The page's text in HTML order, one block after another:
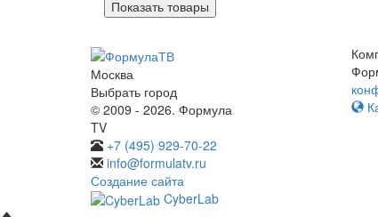
Москва
Выбрать город
© 2009 - 2026. Формула
TV
+7 (495) 929-70-22
info@formulatv.ru
Создание сайта
CyberLab